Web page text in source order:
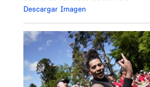
Descargar Imagen